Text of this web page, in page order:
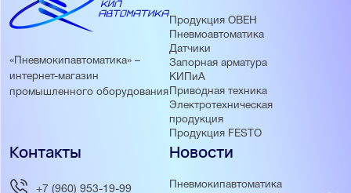
«Пневмокипавтоматика» –
интернет-магазин
промышленного оборудования
Продукция ОВЕН
Пневмоавтоматика
Датчики
Запорная арматура
КИПиА
Приводная техника
Электротехническая
продукция
Продукция FESTO
Новости
Пневмокипавтоматика
Контакты
+7 (960) 953-19-99